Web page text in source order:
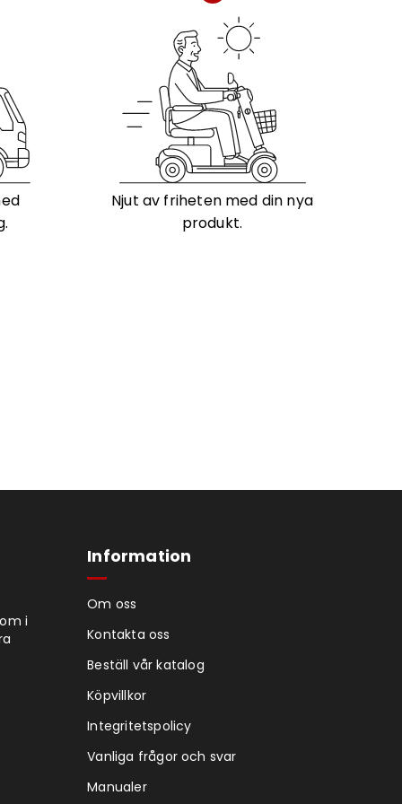
Njut av friheten med din nya
produkt.
i
Information
Om oss
Kontakta oss
Beställ vår katalog
Köpvillkor
Integritetspolicy
Vanliga frågor och svar
Manualer